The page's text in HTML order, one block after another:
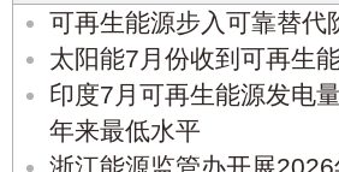
可再生能源步入可靠替代
太阳能7月份收到可再生
印度7月可再生能源发电
年来最低水平